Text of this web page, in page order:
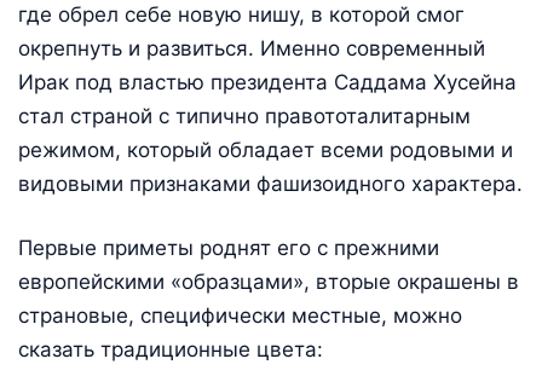
где обрел себе новую нишу, в которой смог
окрепнуть и развиться. Именно современный
Ирак под властью президента Саддама Хусейна
стал страной с типично правототалитарным
режимом, который обладает всеми родовыми и
видовыми признаками фашизоидного характера.
Первые приметы роднят его с прежними
европейскими «образцами», вторые окрашены в
страновые, специфически местные, можно
сказать традиционные цвета: